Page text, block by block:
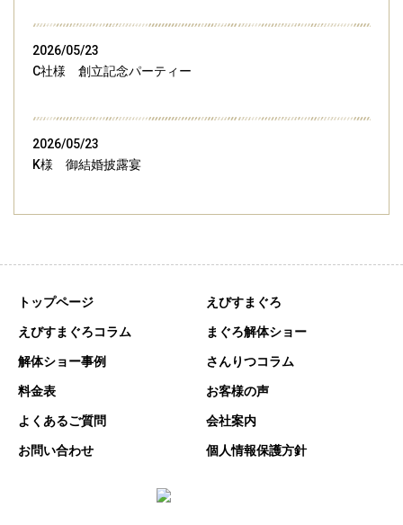
2026/05/23
C社様 創立記念パーティー
2026/05/23
K様 御結婚披露宴
トップページ えびすまぐろ
えびすまぐろコラム まぐろ解体ショー
解体ショー事例 さんりつコラム
料金表 お客様の声
よくあるご質問 会社案内
お問い合わせ 個人情報保護方針